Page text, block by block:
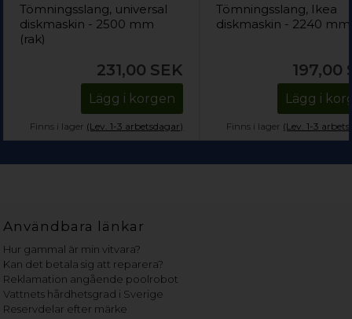
Tömningsslang, universal
diskmaskin - 2500 mm
(rak)
231,00 SEK
Lägg i korgen
Finns i lager (Lev. 1-3 arbetsdagar)
Tömningsslang, Ikea
diskmaskin - 2240 mm
197,00
Lägg i
Finns i lager (Lev. 1-3
Användbara länkar
Hur gammal är min vitvara?
Kan det betala sig att reparera?
Reklamation angående poolrobot
Vattnets hårdhetsgrad i Sverige
Reservdelar efter märke